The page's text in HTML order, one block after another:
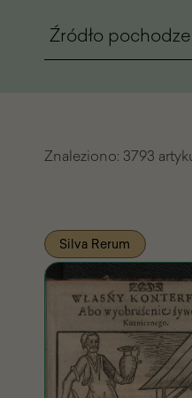
Źródło
Znaleziono: 3793
Lista
znalezionych
artykułów
Pasażu
Wiedzy
Silva Rerum